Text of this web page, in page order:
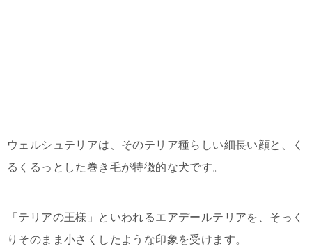
ウェルシュテリアは、そのテリア種らしい細長い顔と、く
るくるっとした巻き毛が特徴的な犬です。
「テリアの王様」といわれるエアデールテリアを、そっく
りそのまま小さくしたような印象を受けます。